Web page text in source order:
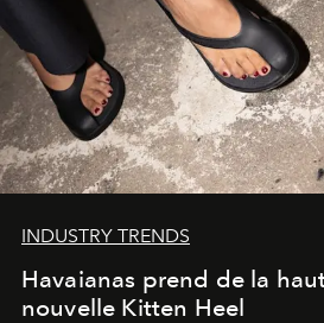
INDUSTRY TRENDS
Havaianas prend de la
nouvelle Kitten Heel